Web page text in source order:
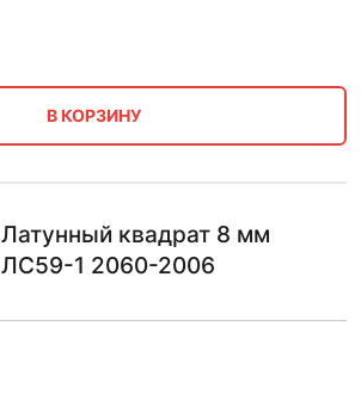
В КОРЗИНУ
Латунный квадрат 8 мм
ЛС59-1 2060-2006